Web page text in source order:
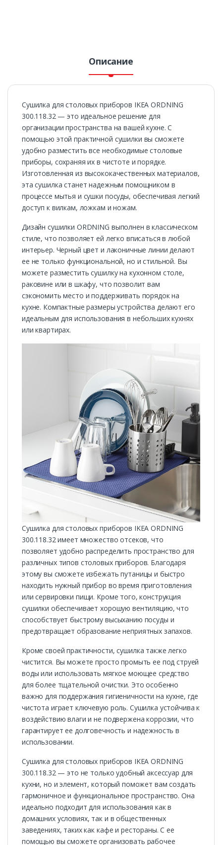
Описание
Сушилка для столовых приборов IKEA ORDNING
300.118.32 — это идеальное решение для
организации пространства на вашей кухне. С
помощью этой практичной сушилки вы сможете
удобно разместить все необходимые столовые
приборы, сохраняя их в чистоте и порядке.
Изготовленная из высококачественных материалов,
эта сушилка станет надежным помощником в
процессе мытья и сушки посуды, обеспечивая легкий
доступ к вилкам, ложкам и ножам.
Дизайн сушилки ORDNING выполнен в классическом
стиле, что позволяет ей легко вписаться в любой
интерьер. Черный цвет и лаконичные линии делают
ее не только функциональной, но и стильной. Вы
можете разместить сушилку на кухонном столе,
раковине или в шкафу, что позволит вам
сэкономить место и поддерживать порядок на
кухне. Компактные размеры устройства делают его
идеальным для использования в небольших кухнях
или квартирах.
Сушилка для столовых приборов IKEA ORDNING
300.118.32 имеет множество отсеков, что
позволяет удобно распределить пространство для
различных типов столовых приборов. Благодаря
этому вы сможете избежать путаницы и быстро
находить нужный прибор во время приготовления
или сервировки пищи. Кроме того, конструкция
сушилки обеспечивает хорошую вентиляцию, что
способствует быстрому высыханию посуды и
предотвращает образование неприятных запахов.
Кроме своей практичности, сушилка также легко
чистится. Вы можете просто промыть ее под струей
воды или использовать мягкое моющее средство
для более тщательной очистки. Это особенно
важно для поддержания гигиеничности на кухне, где
чистота играет ключевую роль. Сушилка устойчива к
воздействию влаги и не подвержена коррозии, что
гарантирует ее долговечность и надежность в
использовании.
Сушилка для столовых приборов IKEA ORDNING
300.118.32 — это не только удобный аксессуар для
кухни, но и элемент, который поможет вам создать
гармоничное и функциональное пространство. Она
идеально подходит для использования как в
домашних условиях, так и в общественных
заведениях, таких как кафе и рестораны. С ее
помощью вы сможете организовать рабочее